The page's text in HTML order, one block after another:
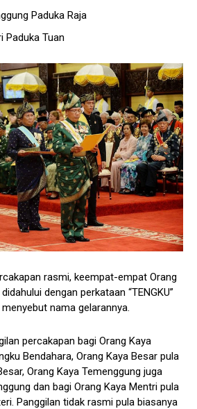
Paduka Raja
Paduka Tuan
rasmi, keempat-empat Orang
dengan perkataan “TENGKU”
nama gelarannya.
percakapan bagi Orang Kaya
Bendahara, Orang Kaya Besar pula
Orang Kaya Temenggung juga
dan bagi Orang Kaya Mentri pula
Panggilan tidak rasmi pula biasanya